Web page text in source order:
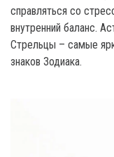
справляться со
внутренний баланс.
Стрельцы – самые
знаков Зодиака.